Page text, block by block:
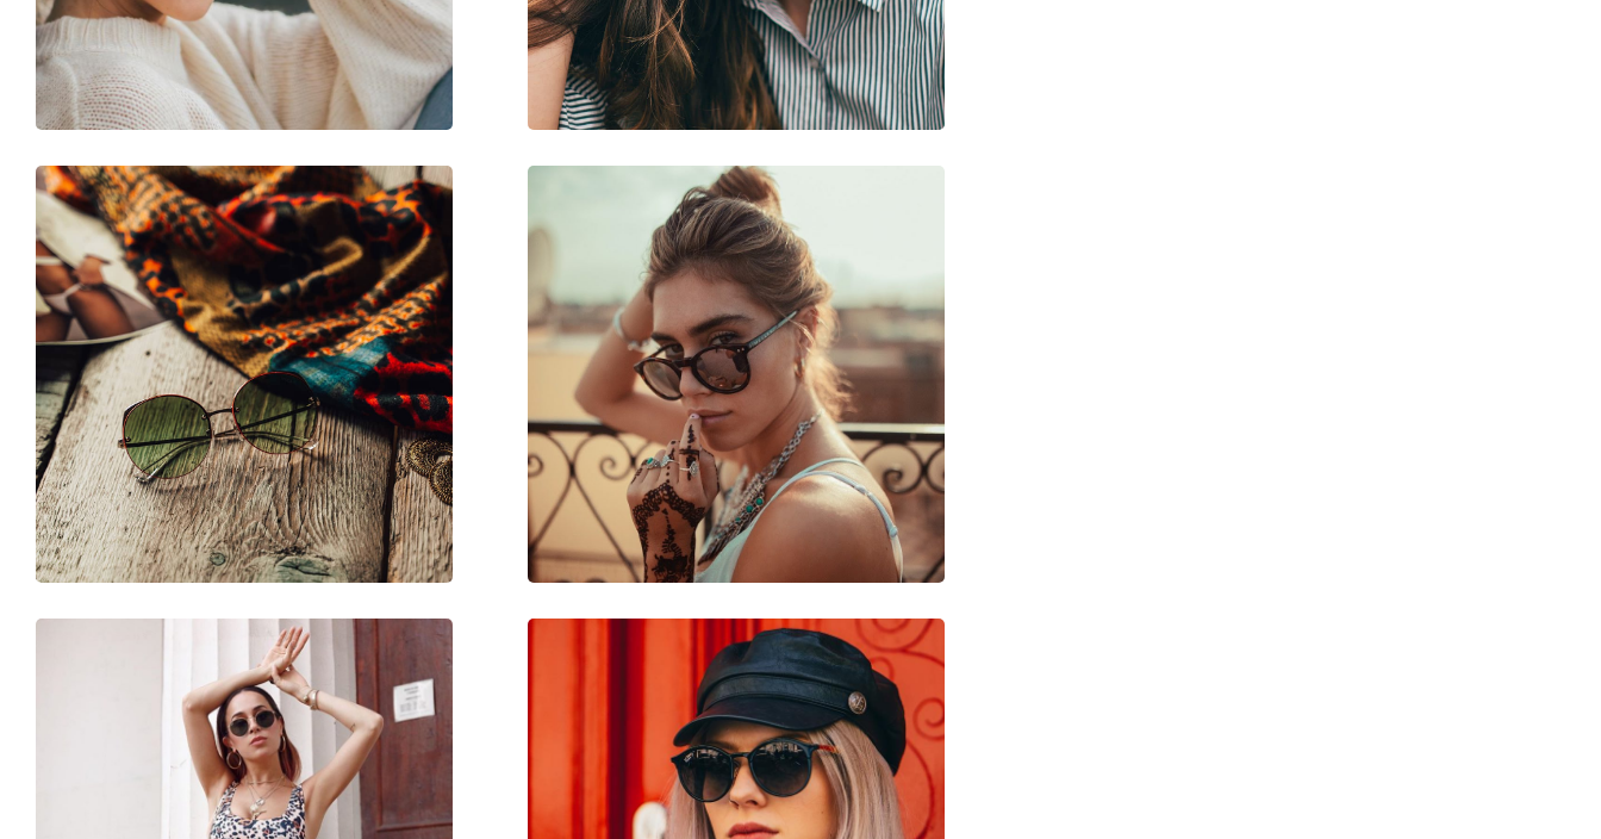
Βάρος:
100 γρ
Ρυθμιζόμενα μαξιλάρια μύτης:
Ναι
Εύκαμπτη άρθρωση:
Όχι
Αξεσουάρ
Παρέχονται με θήκη:
Ναι
Πανί καθαρισμού:
Ναι
Άλλα
Τύπος:
Γυναικεία
Κατηγορία:
Γυαλιά Ηλίου Επώνυμες Μάρκες
Μάρκα:
Vogue
Χρήση:
Μόδα
Κωδικός Προϊόντος / Μοντέλο:
0VO 4180S 514848 54